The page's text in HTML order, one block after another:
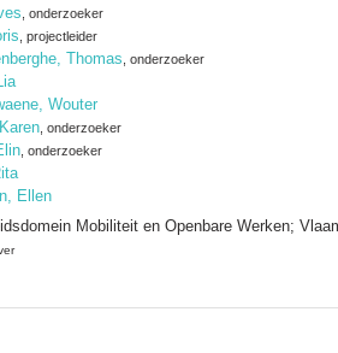
, onderzoeker
, projectleider
Thomas , onderzoeker
Wouter
, onderzoeker
, onderzoeker
Ellen
Mobiliteit en Openbare Werken;